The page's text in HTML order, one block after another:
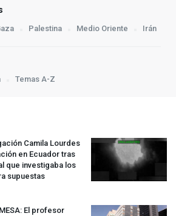
Palestina Medio Oriente Irán
Temas A-Z
Camila Lourdes
en Ecuador tras
que investigaba los
supuestas
: El profesor